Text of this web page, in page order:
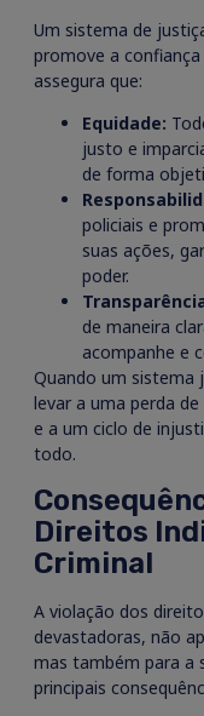
Um sistema de
promove a
assegura que:
Equidade:
justo e
de forma
policiais e
suas ações,
poder.
de maneira
acompanhe e
Quando um sistema
levar a uma perda
e a um ciclo de
todo.
Direitos
Criminal
A violação dos
devastadoras, não
mas também para a
principais